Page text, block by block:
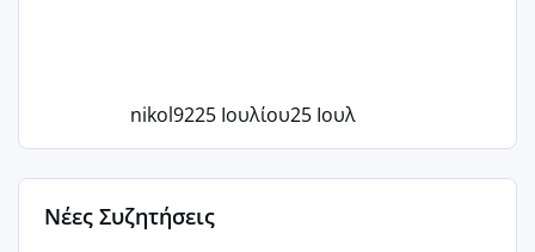
nikol9225 Ιουλίου25 Ιουλ
Νέες Συζητήσεις